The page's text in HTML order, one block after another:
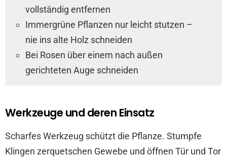
vollständig entfernen
Immergrüne Pflanzen nur leicht stutzen –
nie ins alte Holz schneiden
Bei Rosen über einem nach außen
gerichteten Auge schneiden
Werkzeuge und deren Einsatz
Scharfes Werkzeug schützt die Pflanze. Stumpfe
Klingen zerquetschen Gewebe und öffnen Tür und Tor